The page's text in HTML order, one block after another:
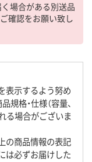
場合がある別送品
確認をお願い致し
表示するよう努め
格・仕様（容量、
る場合がございま
の商品情報の表記
は必ずお届けした